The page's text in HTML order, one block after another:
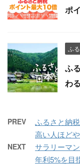
ポ
ふ
ふ
わ
PREV
ふるさと納
高い人ほど
NEXT
サラリーマ
年利5%を目